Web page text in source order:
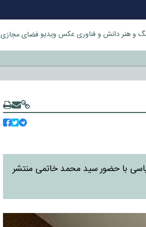
و هنردانش و فناوری عکس ویدیوفضای مجازی
با حضور سید محمد خاتمی منتشر